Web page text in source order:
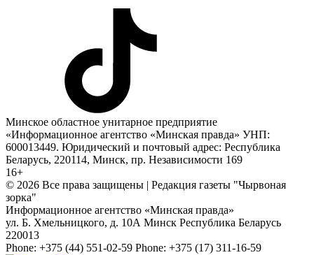
Минское областное унитарное предприятие
«Информационное агентство «Минская правда» УНП:
600013449. Юридический и почтовый адрес: Республика
Беларусь, 220114, Минск, пр. Независимости 169
16+
© 2026 Все права защищены | Редакция газеты "Чырвоная
зорка"
Информационное агентство «Минская правда»
ул. Б. Хмельницкого, д. 10А Минск Республика Беларусь
220013
Phone: +375 (44) 551-02-59 Phone: +375 (17) 311-16-59